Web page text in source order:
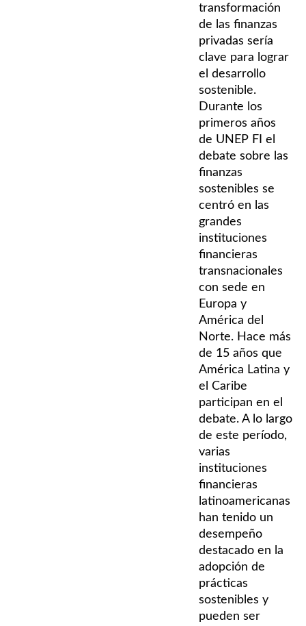
transformación
de las finanzas
privadas sería
clave para lograr
el desarrollo
sostenible.
Durante los
primeros años
de UNEP FI el
debate sobre las
finanzas
sostenibles se
centró en las
grandes
instituciones
financieras
transnacionales
con sede en
Europa y
América del
Norte. Hace más
de 15 años que
América Latina y
el Caribe
participan en el
debate. A lo largo
de este período,
varias
instituciones
financieras
latinoamericanas
han tenido un
desempeño
destacado en la
adopción de
prácticas
sostenibles y
pueden ser